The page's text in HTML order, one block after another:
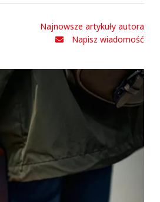
Najnowsze artykuły autora
Napisz wiadomość